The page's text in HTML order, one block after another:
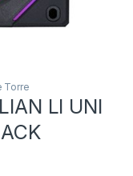
Torre
LI UNI